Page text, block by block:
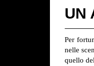
UN
Per
nelle
quello